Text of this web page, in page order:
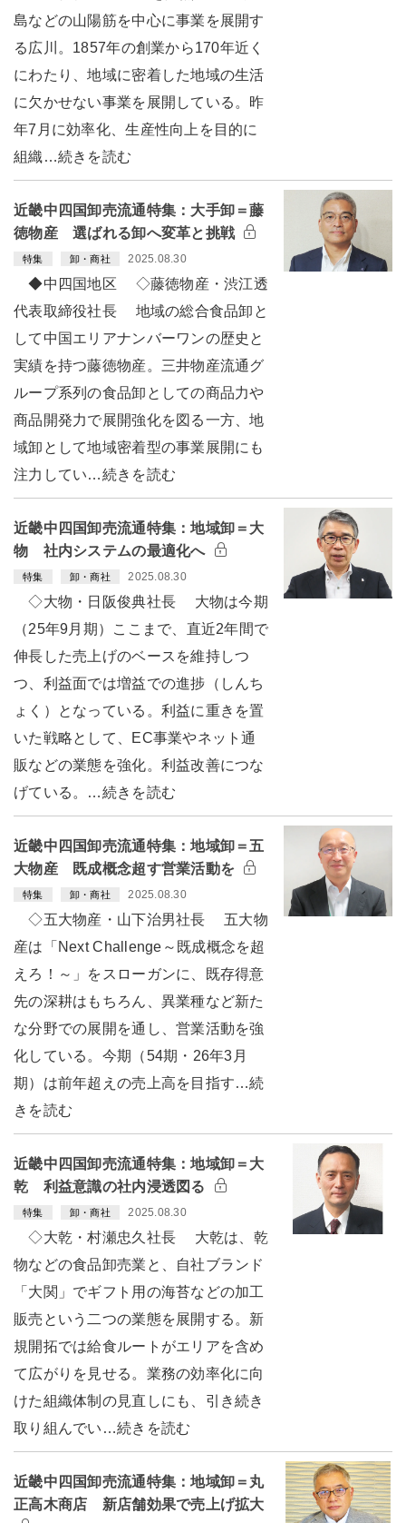
島などの山陽筋を中心に事業を展開す
る広川。1857年の創業から170年近く
にわたり、地域に密着した地域の生活
に欠かせない事業を展開している。昨
年7月に効率化、生産性向上を目的に
組織…続きを読む
近畿中四国卸売流通特集：大手卸＝藤
徳物産 選ばれる卸へ変革と挑戦
特集 卸・商社 2025.08.30
◆中四国地区 ◇藤徳物産・渋江透
代表取締役社長 地域の総合食品卸と
して中国エリアナンバーワンの歴史と
実績を持つ藤徳物産。三井物産流通グ
ループ系列の食品卸としての商品力や
商品開発力で展開強化を図る一方、地
域卸として地域密着型の事業展開にも
注力してい…続きを読む
近畿中四国卸売流通特集：地域卸＝大
物 社内システムの最適化へ
特集 卸・商社 2025.08.30
◇大物・日阪俊典社長 大物は今期
（25年9月期）ここまで、直近2年間で
伸長した売上げのベースを維持しつ
つ、利益面では増益での進捗（しんち
ょく）となっている。利益に重きを置
いた戦略として、EC事業やネット通
販などの業態を強化。利益改善につな
げている。…続きを読む
近畿中四国卸売流通特集：地域卸＝五
大物産 既成概念超す営業活動を
特集 卸・商社 2025.08.30
◇五大物産・山下治男社長 五大物
産は「Next Challenge～既成概念を超
えろ！～」をスローガンに、既存得意
先の深耕はもちろん、異業種など新た
な分野での展開を通し、営業活動を強
化している。今期（54期・26年3月
期）は前年超えの売上高を目指す…続
きを読む
近畿中四国卸売流通特集：地域卸＝大
乾 利益意識の社内浸透図る
特集 卸・商社 2025.08.30
◇大乾・村瀬忠久社長 大乾は、乾
物などの食品卸売業と、自社ブランド
「大関」でギフト用の海苔などの加工
販売という二つの業態を展開する。新
規開拓では給食ルートがエリアを含め
て広がりを見せる。業務の効率化に向
けた組織体制の見直しにも、引き続き
取り組んでい…続きを読む
近畿中四国卸売流通特集：地域卸＝丸
正高木商店 新店舗効果で売上げ拡大